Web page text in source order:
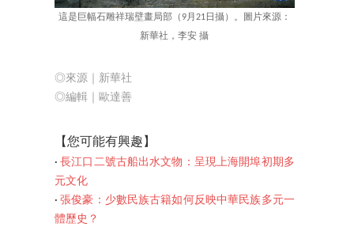
這是巨幅石雕祥瑞壁畫局部（9月21日攝）。圖片來源：
新華社，李安 攝
◎來源｜新華社
◎編輯｜歐達善
【您可能有興趣】
‧長江口二號古船出水文物：呈現上海開埠初期多
元文化
‧張俊豪：少數民族古籍如何反映中華民族多元一
體歷史？